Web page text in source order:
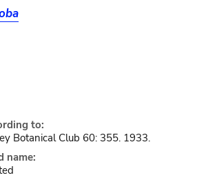
to:
Botanical Club 60: 355. 1933.
name: